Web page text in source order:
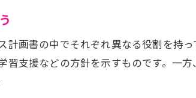
保護者説明や職員研修と安全計画の連
画書の中でそれぞれ異なる役割を持
支援などの方針を示すものです。一